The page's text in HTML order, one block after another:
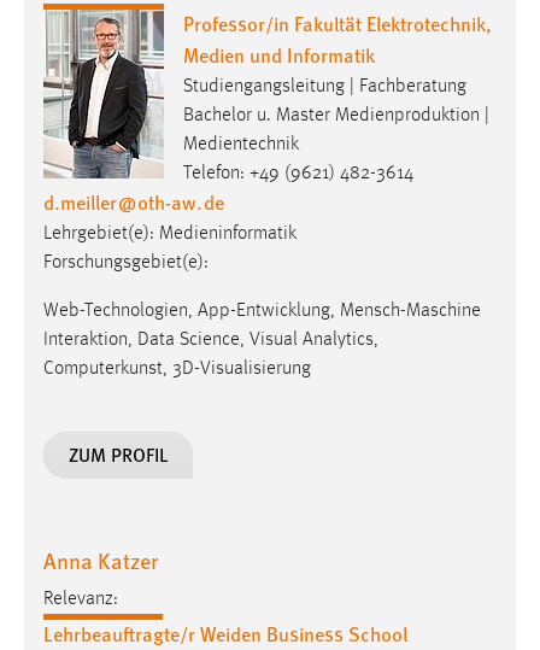
Professor/in Fakultät Elektrotechnik,
Medien und Informatik
Studiengangsleitung | Fachberatung
Bachelor u. Master Medienproduktion |
Medientechnik
Telefon: +49 (9621) 482-3614
d.meiller@oth-aw.de
Lehrgebiet(e): Medieninformatik
Forschungsgebiet(e):
Web-Technologien, App-Entwicklung, Mensch-Maschine
Interaktion, Data Science, Visual Analytics,
Computerkunst, 3D-Visualisierung
ZUM PROFIL
Anna Katzer
Relevanz:
Lehrbeauftragte/r Weiden Business School
staticfilecache
Zweck:
Für performante Seitenauslieferung wird in diesem Cookie
gespeichert, ob man eingeloggt ist.
Sprachpräferenz
Name:
site-language-preference
Zweck:
Das Cookie speichert die gewählte Sprache der Website.
Cookie Laufzeit:
Chat
chat-frame-style-5e9dbeb1811c0446
Zweck:
Wird benötigt um die Chatfunktion nutzen zu können.